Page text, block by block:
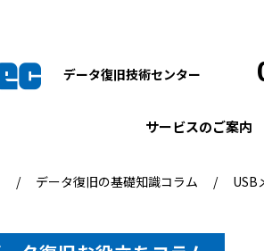
データ復旧技術センター
サービスのご案内
データ復旧の基礎知識コラム USB